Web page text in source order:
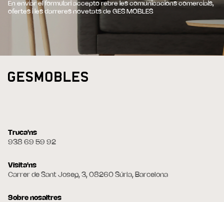
En enviar el formulari accepto rebre les comunicacions comercials,
ofertes i les darreres novetats de GES MOBLES
Truca'ns
938 69 59 92
Visita'ns
Carrer de Sant Josep, 3, 08260 Súria, Barcelona
Sobre nosaltres